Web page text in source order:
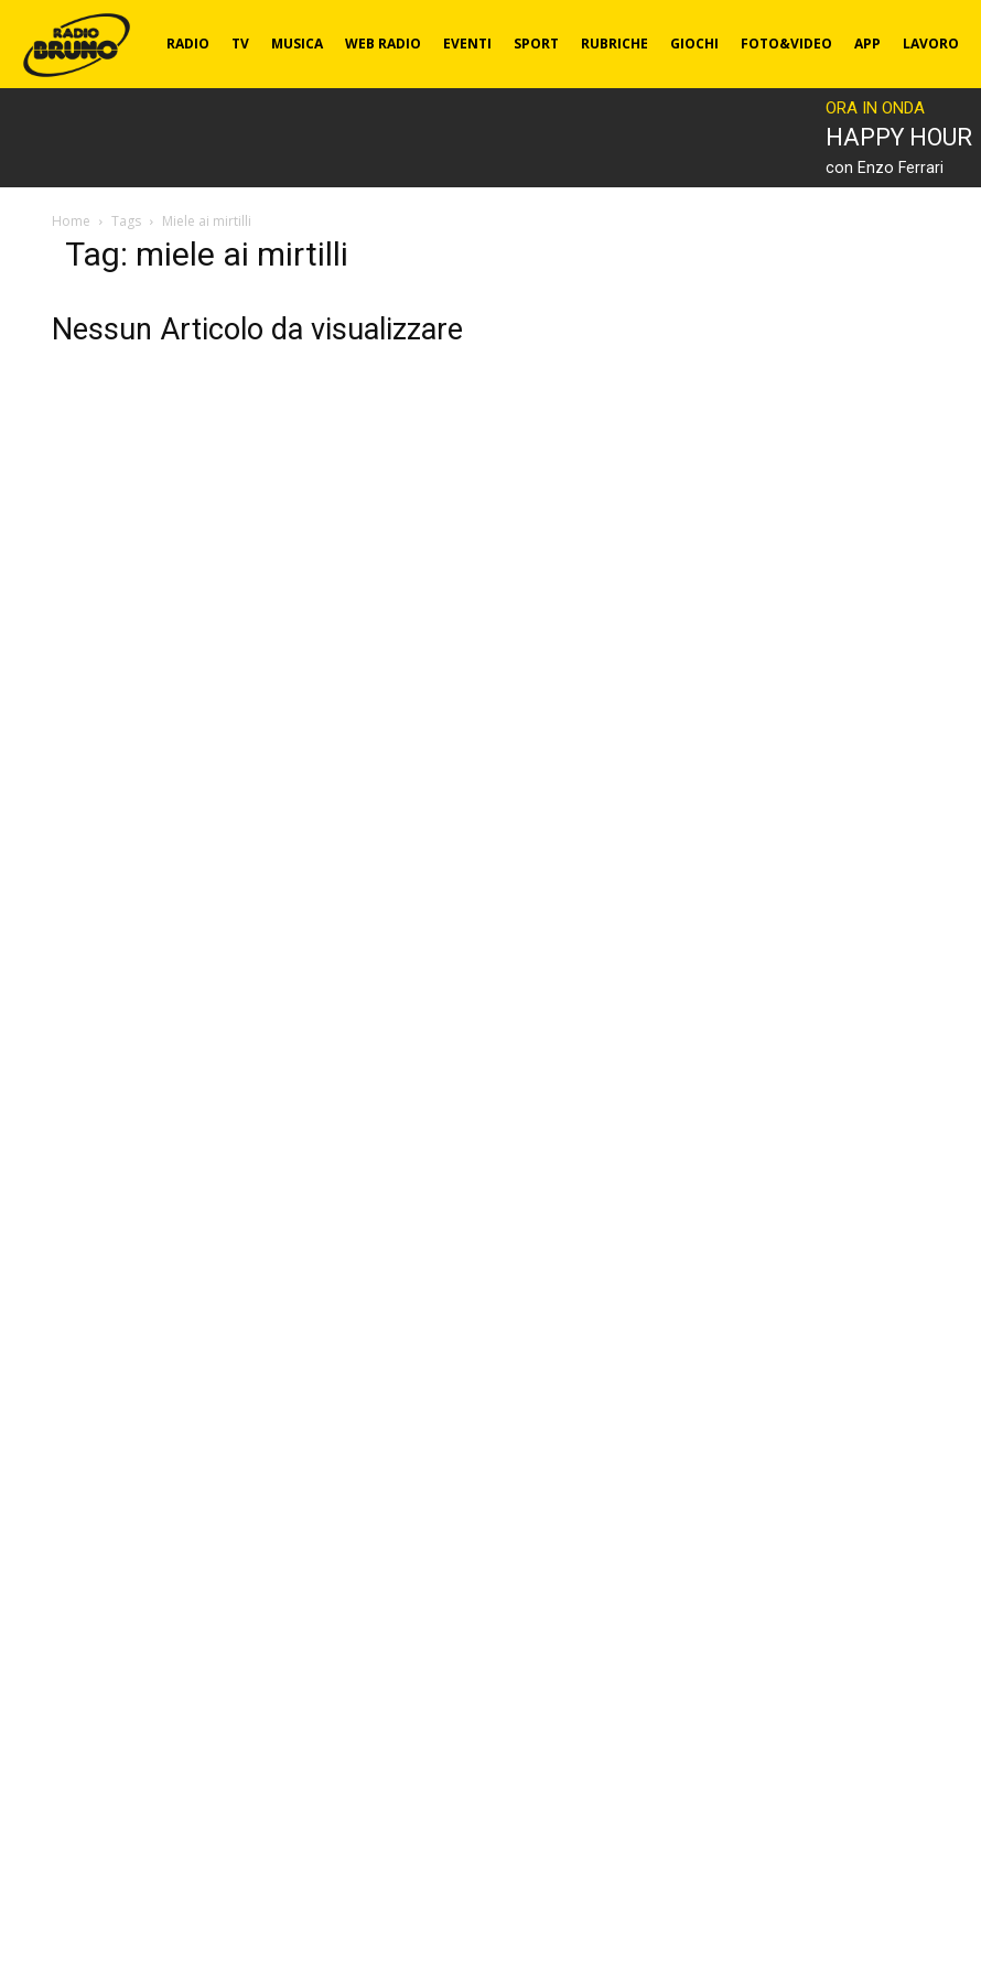
Radio
RADIO TV MUSICA WEB RADIO EVENTI SPORT RUBRICHE GIOCHI FOTO&VIDEO APP LAVORO
ORA IN ONDA
HAPPY HOUR
con Enzo Ferrari
Home Tags Miele ai mirtilli
Tag: miele ai mirtilli
Nessun Articolo da visualizzare